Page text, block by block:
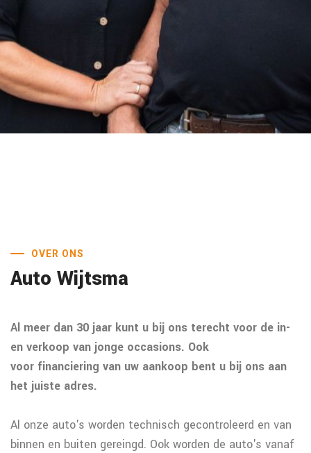
OVER ONS
Auto Wijtsma
Al meer dan 30 jaar kunt u bij ons terecht voor de in-
en verkoop van jonge occasions. Ook
voor financiering van uw aankoop bent u bij ons aan
het juiste adres.
Al onze auto's worden technisch gecontroleerd en van
binnen en buiten gereingd. Ook worden de auto's vanaf